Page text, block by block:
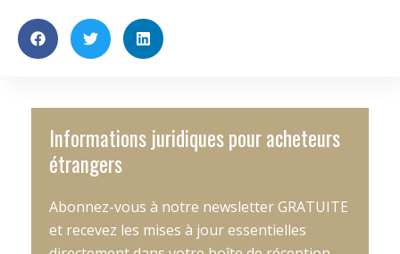
Informations juridiques pour acheteurs
étrangers
Abonnez-vous à notre newsletter GRATUITE
et recevez les mises à jour essentielles